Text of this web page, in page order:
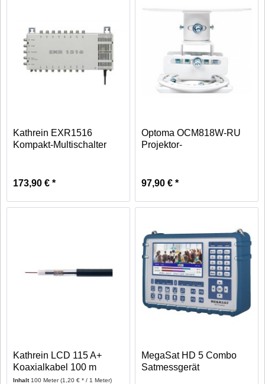
Kathrein EXR1516
Kompakt-Multischalter
173,90 € *
Optoma OCM818W-RU
Projektor-
97,90 € *
Kathrein LCD 115 A+
Koaxialkabel 100 m
Inhalt 100 Meter(1,20 € * / 1 Meter)
MegaSat HD 5 Combo
Satmessgerät